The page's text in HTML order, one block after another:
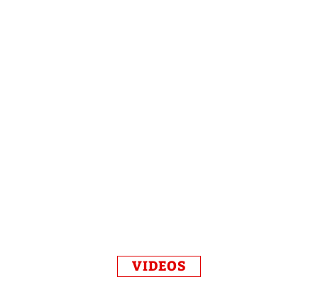
VIDEOS